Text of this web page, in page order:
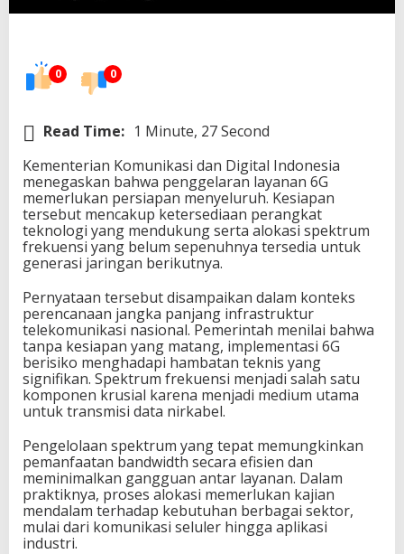
n
F
k
u
s
U
t
a
m
a
M
e
n
u
j
u
J
a
r
n
g
a
n
6
G
0 0
Read Time: 1 Minute, 27 Second
Kementerian Komunikasi dan Digital Indonesia
menegaskan bahwa penggelaran layanan 6G
memerlukan persiapan menyeluruh. Kesiapan
tersebut mencakup ketersediaan perangkat
teknologi yang mendukung serta alokasi spektrum
frekuensi yang belum sepenuhnya tersedia untuk
generasi jaringan berikutnya.
Pernyataan tersebut disampaikan dalam konteks
perencanaan jangka panjang infrastruktur
telekomunikasi nasional. Pemerintah menilai bahwa
tanpa kesiapan yang matang, implementasi 6G
berisiko menghadapi hambatan teknis yang
signifikan. Spektrum frekuensi menjadi salah satu
komponen krusial karena menjadi medium utama
untuk transmisi data nirkabel.
Pengelolaan spektrum yang tepat memungkinkan
pemanfaatan bandwidth secara efisien dan
meminimalkan gangguan antar layanan. Dalam
praktiknya, proses alokasi memerlukan kajian
mendalam terhadap kebutuhan berbagai sektor,
mulai dari komunikasi seluler hingga aplikasi
industri.